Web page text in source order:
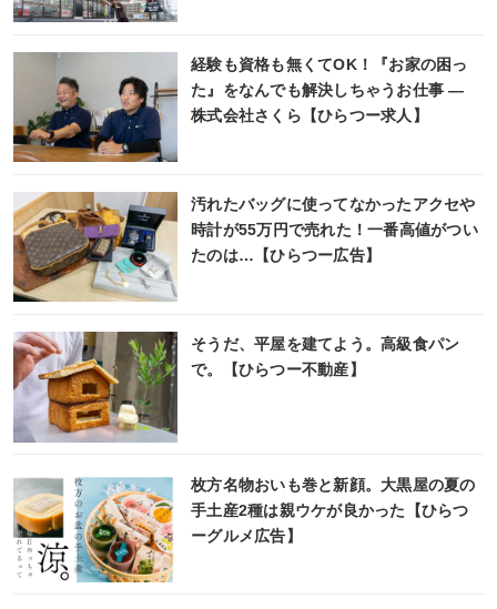
経験も資格も無くてOK！『お家の困っ
た』をなんでも解決しちゃうお仕事 ―
株式会社さくら【ひらつー求人】
汚れたバッグに使ってなかったアクセや
時計が55万円で売れた！一番高値がつい
たのは…【ひらつー広告】
そうだ、平屋を建てよう。高級食パン
で。【ひらつー不動産】
枚方名物おいも巻と新顔。大黒屋の夏の
手土産2種は親ウケが良かった【ひらつ
ーグルメ広告】